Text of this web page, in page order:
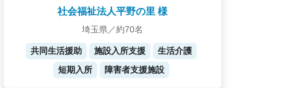
社会福祉法人平野の里 様
埼玉県／約70名
共同生活援助 施設入所支援
生活介護
短期入所
障害者支援施設